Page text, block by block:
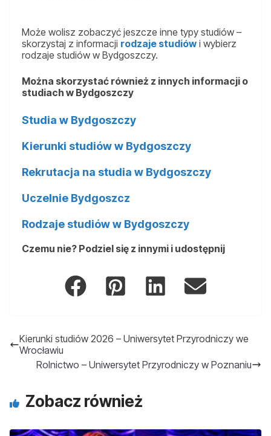
Może wolisz zobaczyć jeszcze inne typy studiów –
skorzystaj z informacji rodzaje studiów i wybierz
rodzaje studiów w Bydgoszczy.
Można skorzystać również z innych informacji o
studiach w Bydgoszczy
Studia w Bydgoszczy
Kierunki studiów w Bydgoszczy
Rekrutacja na studia w Bydgoszczy
Uczelnie Bydgoszcz
Rodzaje studiów w Bydgoszczy
Czemu nie? Podziel się z innymi i udostępnij
Kierunki studiów 2026 – Uniwersytet Przyrodniczy we
Wrocławiu
Rolnictwo – Uniwersytet Przyrodniczy w Poznaniu
Zobacz również